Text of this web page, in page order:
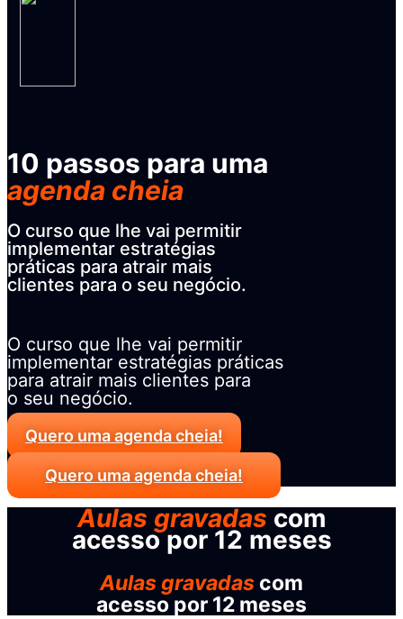
10 passos para uma
agenda cheia
O curso que lhe vai permitir
implementar estratégias
práticas para atrair mais
clientes para o seu negócio.
O curso que lhe vai permitir
implementar estratégias práticas
para atrair mais clientes para
o seu negócio.
Quero uma agenda cheia!
Quero uma agenda cheia!
Aulas gravadas com
acesso por 12 meses
Aulas gravadas com
acesso por 12 meses